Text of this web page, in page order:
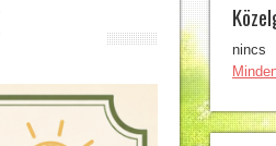
nincs